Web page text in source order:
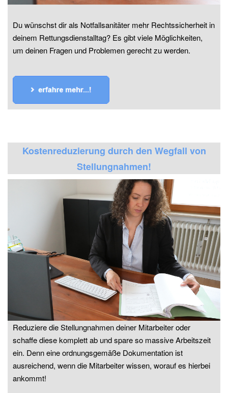
Du wünschst dir als Notfallsanitäter mehr Rechtssicherheit in
deinem Rettungsdienstalltag? Es gibt viele Möglichkeiten,
Kostenreduzierung durch den Wegfall von
Stellungnahmen!
Reduziere die Stellungnahmen deiner Mitarbeiter oder
schaffe diese komplett ab und spare so massive Arbeitszeit
ein. Denn eine ordnungsgemäße Dokumentation ist
ausreichend, wenn die Mitarbeiter wissen, worauf es hierbei